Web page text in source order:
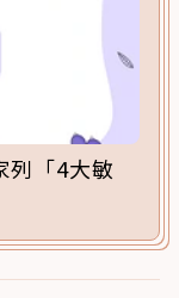
列「4大敏